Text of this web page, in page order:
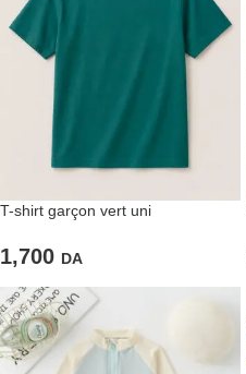
T-shirt garçon vert uni
1,700 DA